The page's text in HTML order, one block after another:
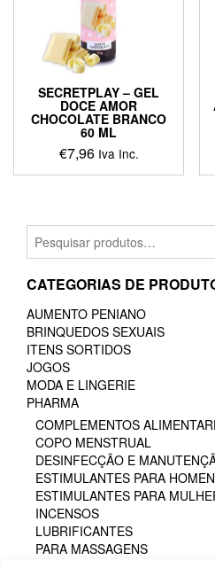
SECRETPLAY – GEL
DOCE AMOR
CHOCOLATE BRANCO
60 ML
€7,96 Iva Inc.
Pesquisar
por:
CATEGORIAS DE
AUMENTO PENIANO
BRINQUEDOS SEXUAIS
ITENS SORTIDOS
JOGOS
MODA E LINGERIE
PHARMA
COMPLEMENTOS
COPO MENSTRUAL
DESINFECÇÃO E
ESTIMULANTES PARA
ESTIMULANTES PARA
INCENSOS
LUBRIFICANTES
PARA MASSAGENS